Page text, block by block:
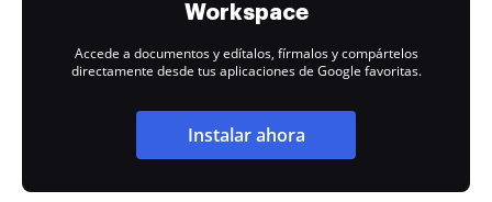
Workspace
Accede a documentos y edítalos, fírmalos y compártelos
directamente desde tus aplicaciones de Google favoritas.
Instalar ahora